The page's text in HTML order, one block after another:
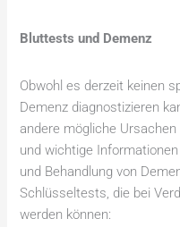
Bluttests und Demenz
Obwohl es derzeit keinen
Demenz diagnostizieren
andere mögliche
und wichtige
und Behandlung von
Schlüsseltests, die bei
werden können: